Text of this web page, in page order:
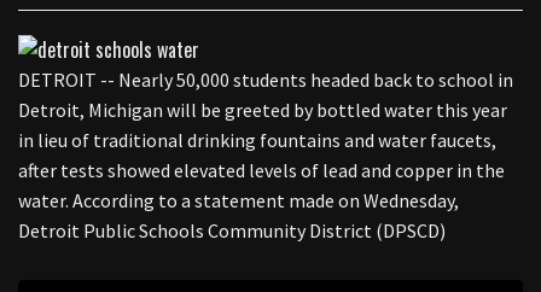
DETROIT -- Nearly 50,000 students headed back to school in
Detroit, Michigan will be greeted by bottled water this year
in lieu of traditional drinking fountains and water faucets,
after tests showed elevated levels of lead and copper in the
water. According to a statement made on Wednesday,
Detroit Public Schools Community District (DPSCD)